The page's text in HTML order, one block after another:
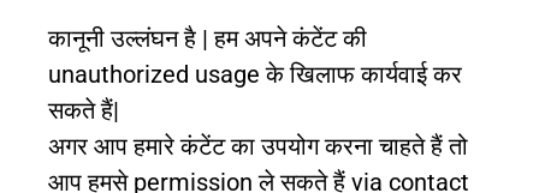
कानूनी उल्लंघन है | हम अपने कंटेंट की
unauthorized usage के खिलाफ कार्यवाई कर
सकते हैं|
अगर आप हमारे कंटेंट का उपयोग करना चाहते हैं तो
आप हमसे permission ले सकते हैं via contact